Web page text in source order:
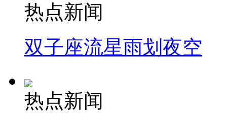
热点新闻
双子座流星雨划夜空
热点新闻